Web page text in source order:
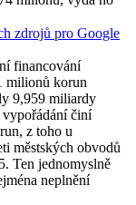
zdrojů pro Google
financování
milionů korun
9,959 miliardy
činí
z toho u
městských obvodů
Ten jednomyslně
neplnění